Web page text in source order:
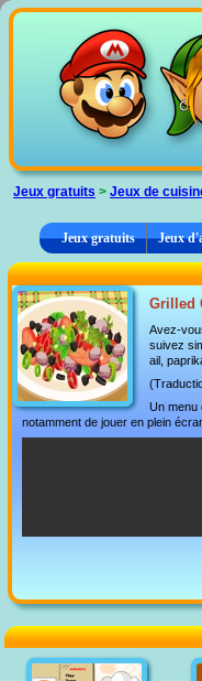
Jeux gratuits > Jeux de
Jeux gratuits Jeux
Grilled
Avez-
suivez
ail,
Un menu
notamment de jouer en plein
Panneau de gestion des